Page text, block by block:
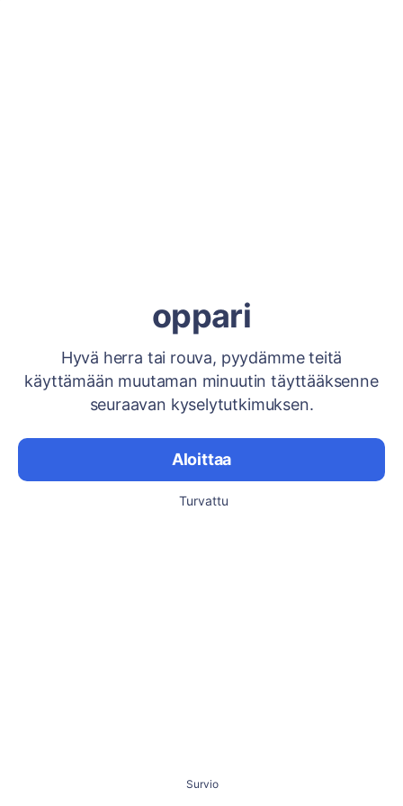
oppari
Hyvä herra tai rouva, pyydämme teitä
käyttämään muutaman minuutin täyttääksenne
seuraavan kyselytutkimuksen.
Aloittaa
Turvattu
Survio